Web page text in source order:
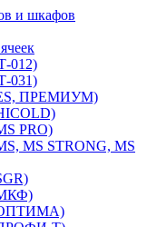
и шкафов
012)
031)
ES, ПРЕМИУМ)
PRO)
MS STRONG, MS
МКФ)
ОПТИМА)